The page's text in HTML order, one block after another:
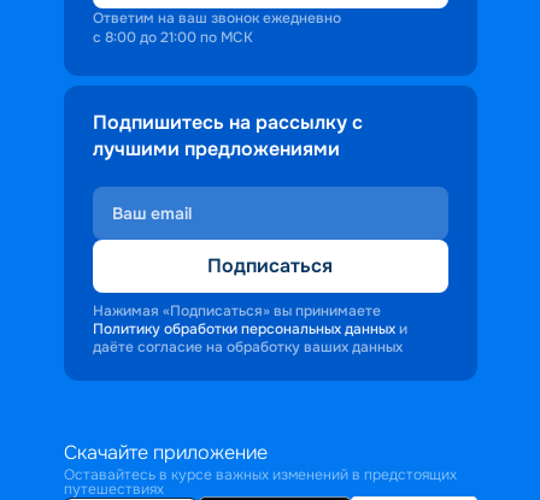
Ответим на ваш звонок ежедневно
с 8:00 до 21:00 по МСК
Подпишитесь на рассылку с
лучшими предложениями
Подписаться
Нажимая «Подписаться» вы принимаете
Политику обработки персональных данных и
даёте согласие на обработку ваших данных
Скачайте приложение
Оставайтесь в курсе важных изменений в предстоящих
путешествиях